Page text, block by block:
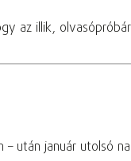
az illik,
– után január